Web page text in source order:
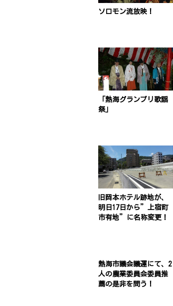
ソロモン流放映！
「熱海グランプリ歌謡
祭」
旧岡本ホテル跡地が、
明日17日から”上宿町
市有地”に名称変更！
熱海市議会議運にて、2
人の農業委員会委員推
薦の是非を問う！